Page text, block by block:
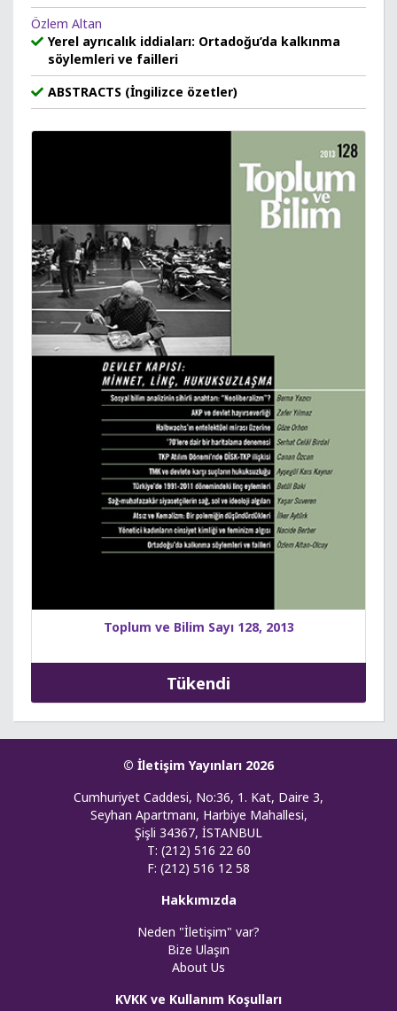
Özlem Altan
Yerel ayrıcalık iddiaları: Ortadoğu’da kalkınma
söylemleri ve failleri
ABSTRACTS (İngilizce özetler)
Toplum ve Bilim Sayı 128, 2013
Tükendi
© İletişim Yayınları 2026
Cumhuriyet Caddesi, No:36, 1. Kat, Daire 3,
Seyhan Apartmanı, Harbiye Mahallesi,
Şişli 34367, İSTANBUL
T: (212) 516 22 60
F: (212) 516 12 58
Hakkımızda
Neden "İletişim" var?
Bize Ulaşın
About Us
KVKK ve Kullanım Koşulları